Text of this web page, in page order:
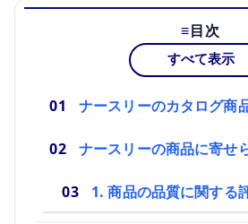
目次
すべて表示
ナースリーのカタログ商
ナースリーの商品に寄せ
1. 商品の品質に関する